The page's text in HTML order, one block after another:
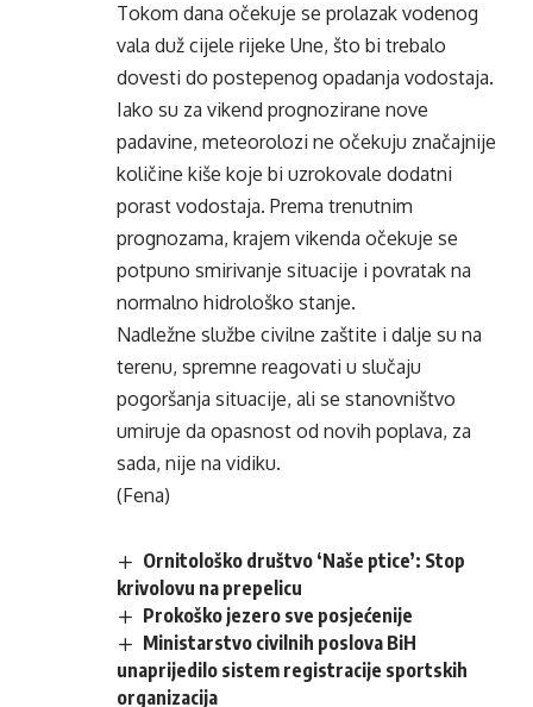
Tokom dana očekuje se prolazak vodenog
vala duž cijele rijeke Une, što bi trebalo
dovesti do postepenog opadanja vodostaja.
Iako su za vikend prognozirane nove
padavine, meteorolozi ne očekuju značajnije
količine kiše koje bi uzrokovale dodatni
porast vodostaja. Prema trenutnim
prognozama, krajem vikenda očekuje se
potpuno smirivanje situacije i povratak na
normalno hidrološko stanje.
Nadležne službe civilne zaštite i dalje su na
terenu, spremne reagovati u slučaju
pogoršanja situacije, ali se stanovništvo
umiruje da opasnost od novih poplava, za
sada, nije na vidiku.
(Fena)
Ornitološko društvo ‘Naše ptice’: Stop
krivolovu na prepelicu
Prokoško jezero sve posjećenije
Ministarstvo civilnih poslova BiH
unaprijedilo sistem registracije sportskih
organizacija